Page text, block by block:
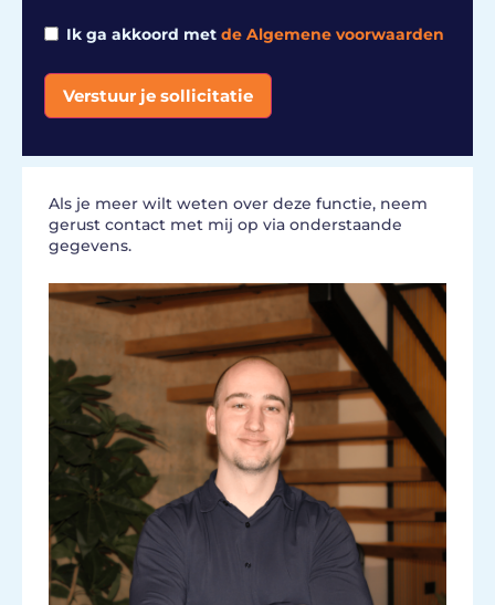
Ik ga akkoord met de Algemene voorwaarden
Verstuur je sollicitatie
Als je meer wilt weten over deze functie, neem
gerust contact met mij op via onderstaande
gegevens.